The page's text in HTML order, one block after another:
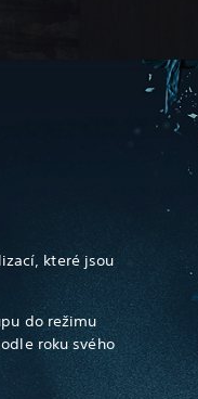
které jsou
do režimu
roku svého